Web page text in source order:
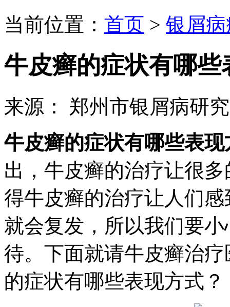
当前位置： 首页 > 银屑
牛皮癣的症状有哪些
来源： 郑州市银屑病研
牛皮癣的症状有哪些表现
出，牛皮癣的治疗让很
得牛皮癣的治疗让人们
就会复发，所以我们要
待。下面就请牛皮癣治
的症状有哪些表现方式？